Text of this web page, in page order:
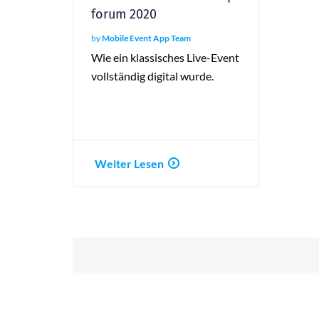
forum 2020
byMobile Event App Team
Wie ein klassisches Live-Event
vollständig digital wurde.
Weiter Lesen